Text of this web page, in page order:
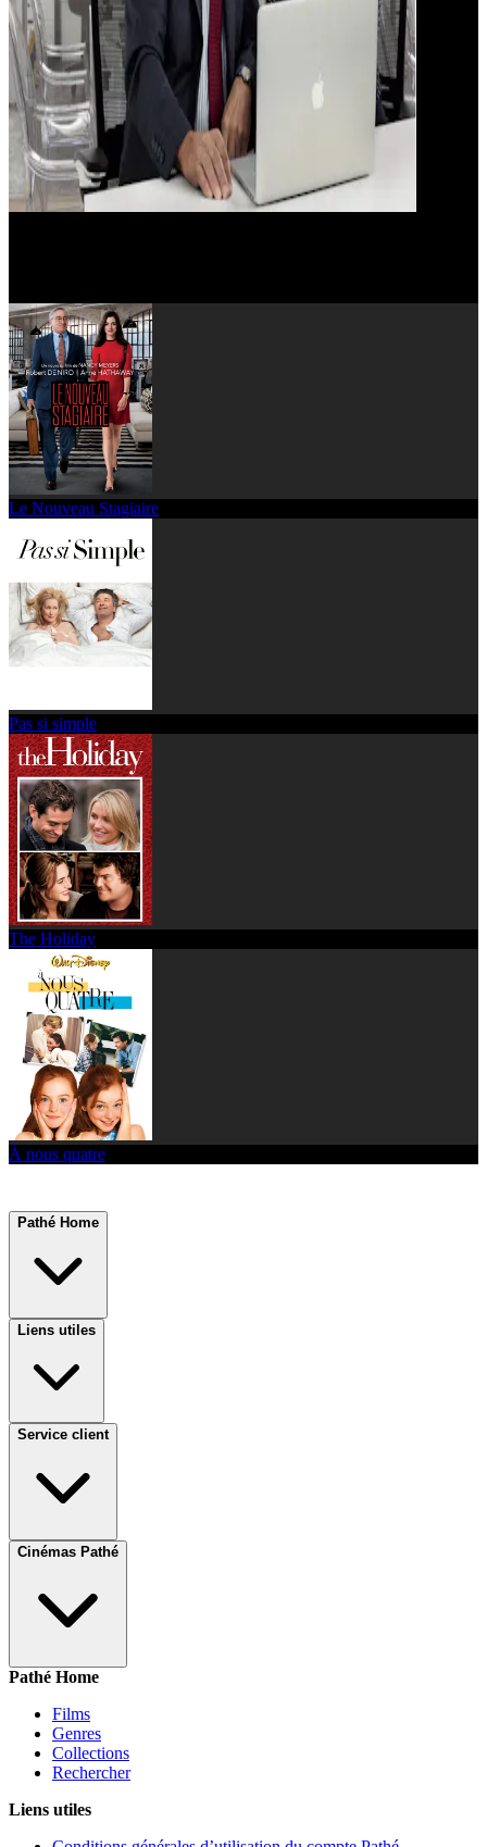
Le Nouveau Stagiaire
Pas si simple
The Holiday
À nous quatre
Pathé Home
Liens utiles
Service client
Cinémas Pathé
Pathé Home
Films
Genres
Collections
Rechercher
Liens utiles